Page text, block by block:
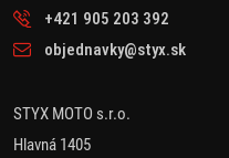
+421 905 203 392
objednavky@styx.sk
STYX MOTO s.r.o.
Hlavná 1405